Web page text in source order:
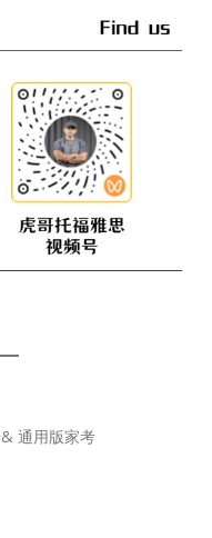
通用版家考